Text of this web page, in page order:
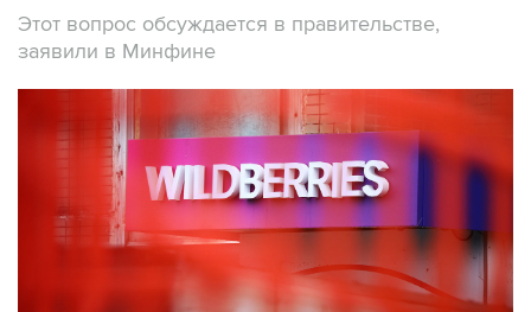
Этот вопрос обсуждается в правительстве,
заявили в Минфине